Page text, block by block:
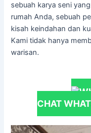
sebuah karya seni
rumah Anda, sebuah
kisah keindahan dan
Kami tidak hanya
warisan.
CHAT